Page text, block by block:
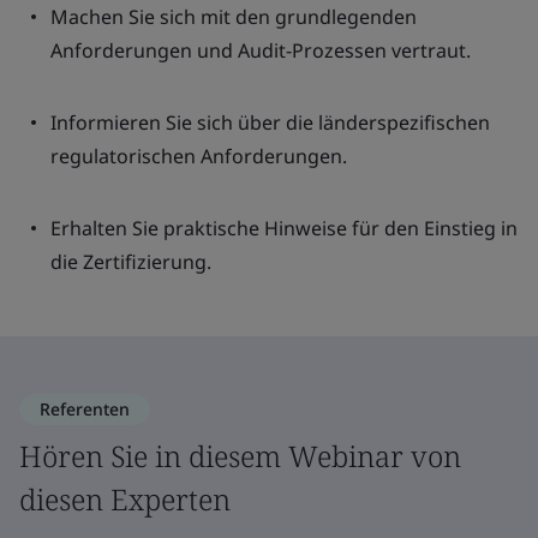
Machen Sie sich mit den grundlegenden
Anforderungen und Audit-Prozessen vertraut.
Informieren Sie sich über die länderspezifischen
regulatorischen Anforderungen.
Erhalten Sie praktische Hinweise für den Einstieg in
die Zertifizierung.
Referenten
Hören Sie in diesem Webinar von
diesen Experten